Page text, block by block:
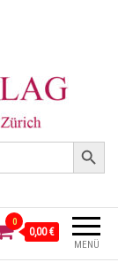
Search Button
MENÜ
0
0,00 €